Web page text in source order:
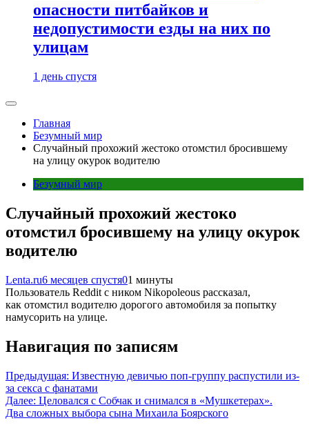
опасности питбайков и
недопустимости езды на них по
улицам
1 день спустя
Главная
Безумный мир
Случайный прохожий жестоко отомстил бросившему
на улицу окурок водителю
Безумный мир
Случайный прохожий жестоко
отомстил бросившему на улицу окурок
водителю
Lenta.ru6 месяцев спустя01 минуты
Пользователь Reddit с ником Nikopoleous рассказал,
как отомстил водителю дорогого автомобиля за попытку
намусорить на улице.
Навигация по записям
Предыдущая: Известную девичью поп-группу распустили из-
за секса с фанатами
Далее: Целовался с Собчак и снимался в «Мушкетерах».
Два сложных выбора сына Михаила Боярского